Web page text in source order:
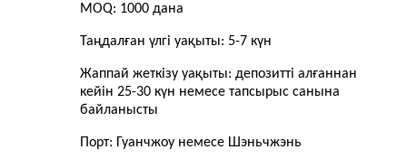
MOQ: 1000 дана
Таңдалған үлгі уақыты: 5-7 күн
Жаппай жеткізу уақыты: депозитті алғаннан
кейін 25-30 күн немесе тапсырыс санына
байланысты
Порт: Гуанчжоу немесе Шэньчжэнь